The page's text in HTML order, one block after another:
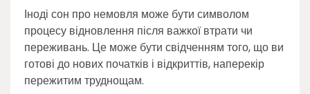
Іноді сон про немовля може бути символом
процесу відновлення після важкої втрати чи
переживань. Це може бути свідченням того, що ви
готові до нових початків і відкриттів, наперекір
пережитим труднощам.